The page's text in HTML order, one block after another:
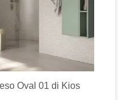
Oval 01 di Kios